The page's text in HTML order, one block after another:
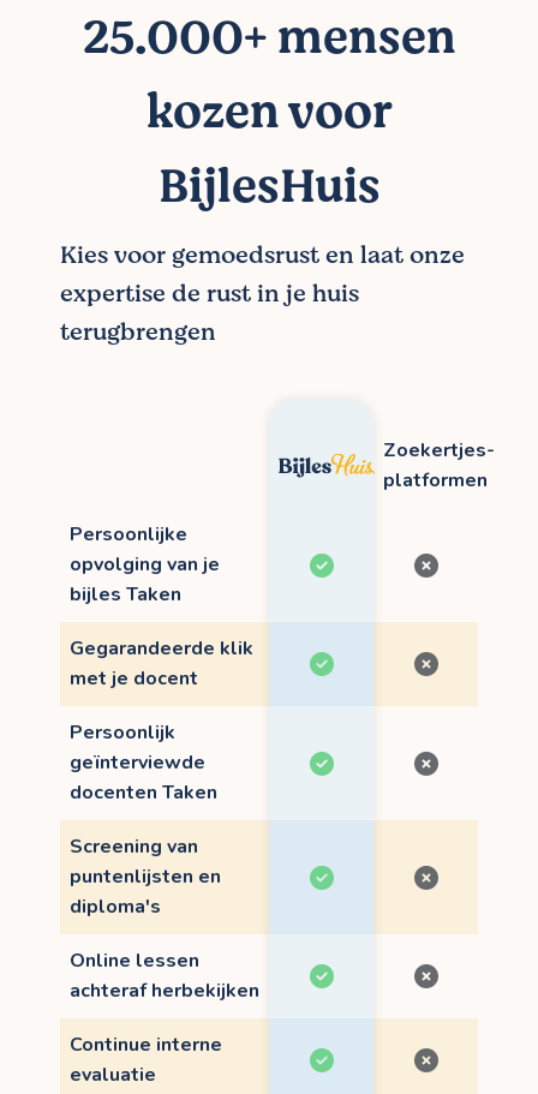
25.000+ mensen
kozen voor
BijlesHuis
Kies voor gemoedsrust en laat onze
expertise de rust in je huis
terugbrengen
Zoekertjes-
platformen
Persoonlijke
opvolging van je
bijles Taken
Gegarandeerde klik
met je docent
Persoonlijk
geïnterviewde
docenten Taken
Screening van
puntenlijsten en
diploma's
Online lessen
achteraf herbekijken
Continue interne
evaluatie